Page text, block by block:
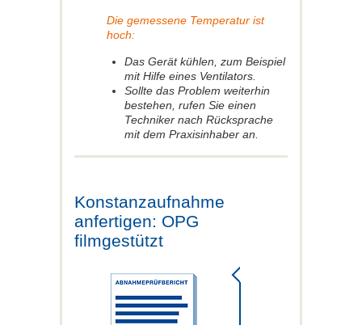
Die gemessene Temperatur ist
hoch:
Das Gerät kühlen, zum Beispiel
mit Hilfe eines Ventilators.
Sollte das Problem weiterhin
bestehen, rufen Sie einen
Techniker nach Rücksprache
mit dem Praxisinhaber an.
Konstanzaufnahme
anfertigen: OPG
filmgestützt